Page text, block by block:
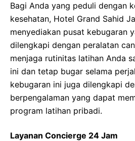
Bagi Anda yang peduli dengan
kesehatan, Hotel Grand Sahid
menyediakan pusat kebugaran
dilengkapi dengan peralatan
menjaga rutinitas latihan Anda
ini dan tetap bugar selama
kebugaran ini juga dilengkapi
berpengalaman yang dapat
program latihan pribadi.
Layanan Concierge 24 Jam